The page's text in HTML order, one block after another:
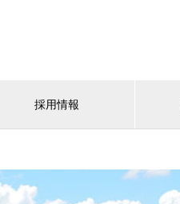
採用情報